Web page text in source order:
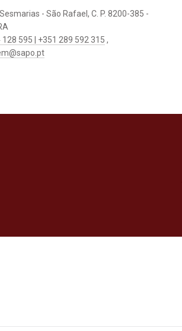
- São Rafael, C. P. 8200-385 -
128 595 | +351 289 592 315 ,